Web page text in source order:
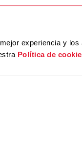
experiencia y
Política de